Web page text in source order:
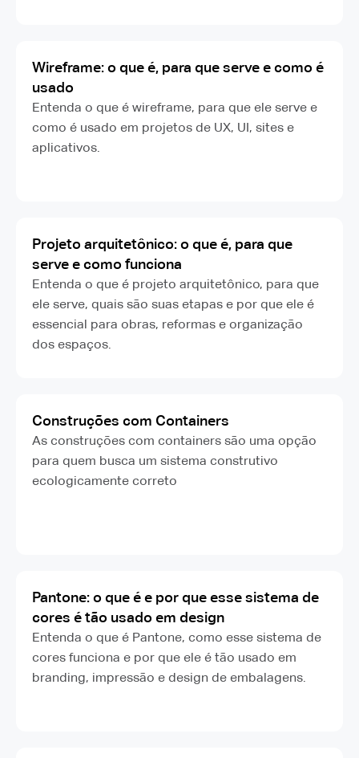
Wireframe: o que é, para que serve e como é
usado
Entenda o que é wireframe, para que ele serve e
como é usado em projetos de UX, UI, sites e
aplicativos.
Projeto arquitetônico: o que é, para que
serve e como funciona
Entenda o que é projeto arquitetônico, para que
ele serve, quais são suas etapas e por que ele é
essencial para obras, reformas e organização
dos espaços.
Construções com Containers
As construções com containers são uma opção
para quem busca um sistema construtivo
ecologicamente correto
Pantone: o que é e por que esse sistema de
cores é tão usado em design
Entenda o que é Pantone, como esse sistema de
cores funciona e por que ele é tão usado em
branding, impressão e design de embalagens.